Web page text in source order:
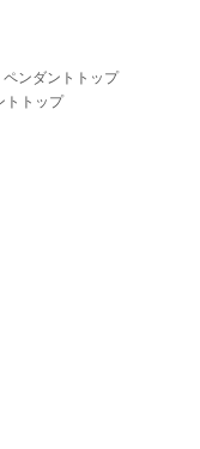
ンダントトップ
トトップ